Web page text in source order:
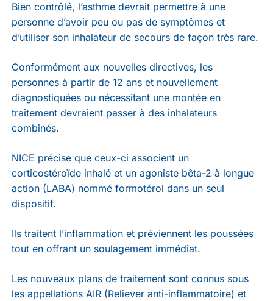
Bien contrôlé, l’asthme devrait permettre à une
personne d’avoir peu ou pas de symptômes et
d’utiliser son inhalateur de secours de façon très rare.
Conformément aux nouvelles directives, les
personnes à partir de 12 ans et nouvellement
diagnostiquées ou nécessitant une montée en
traitement devraient passer à des inhalateurs
combinés.
NICE précise que ceux-ci associent un
corticostéroïde inhalé et un agoniste bêta-2 à longue
action (LABA) nommé formotérol dans un seul
dispositif.
Ils traitent l’inflammation et préviennent les poussées
tout en offrant un soulagement immédiat.
Les nouveaux plans de traitement sont connus sous
les appellations AIR (Reliever anti-inflammatoire) et